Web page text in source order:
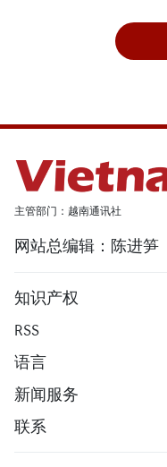
主管部门：越南通讯社
网站总编辑：陈进笋
知识产权
RSS
语言
新闻服务
联系